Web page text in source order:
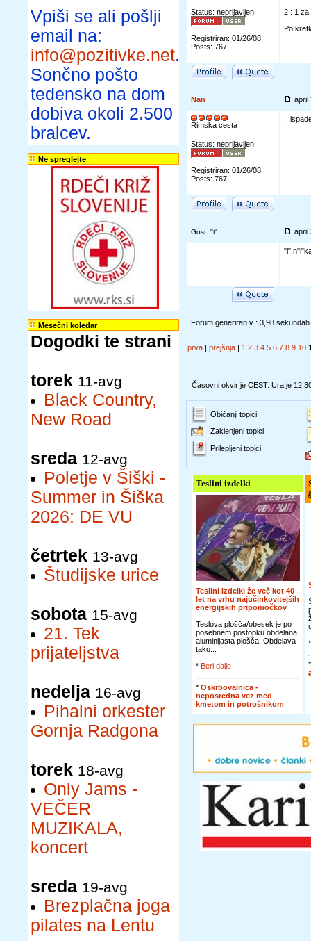
Vpiši se ali pošlji
email na:
info@pozitivke.net.
Sončno pošto
tedensko na dom
dobiva okoli 2.500
bralcev.
Ne spreglejte
Mesečni koledar
Dogodki te strani
torek 11-avg
Black Country,
New Road
sreda 12-avg
Poletje v Šiški -
Summer in Šiška
2026: DE VU
četrtek 13-avg
Študijske urice
sobota 15-avg
21. Tek
prijateljstva
nedelja 16-avg
Pihalni orkester
Gornja Radgona
torek 18-avg
Only Jams -
VEČER
MUZIKALA,
koncert
sreda 19-avg
Brezplačna joga
pilates na Lentu
Status: neprijavljen
Registriran: 01/26/08
Posts: 767
2 : 1 za
Po
Nan
Rimska cesta
Status: neprijavljen
Registriran: 01/26/08
Posts: 767
Gost: "i".
"i"
Forum generiran v : 3,98 sekundah
prva | prejšnja | 1 2 3 4 5 6 7 8 9 10
Časovni okvir je CEST. Ura je
Običanji topici
Zaklenjeni topici
Prilepljeni topici
Teslini izdelki
Teslini izdelki že več kot 40
let na vrhu najučinkovitejših
energijskih pripomočkov
Teslova plošča/obesek je po
posebnem postopku obdelana
aluminijasta plošča. Obdelava
tako...
* Beri dalje
* Oskrbovalnica -
neposredna vez med
kmetom in potrošnikom